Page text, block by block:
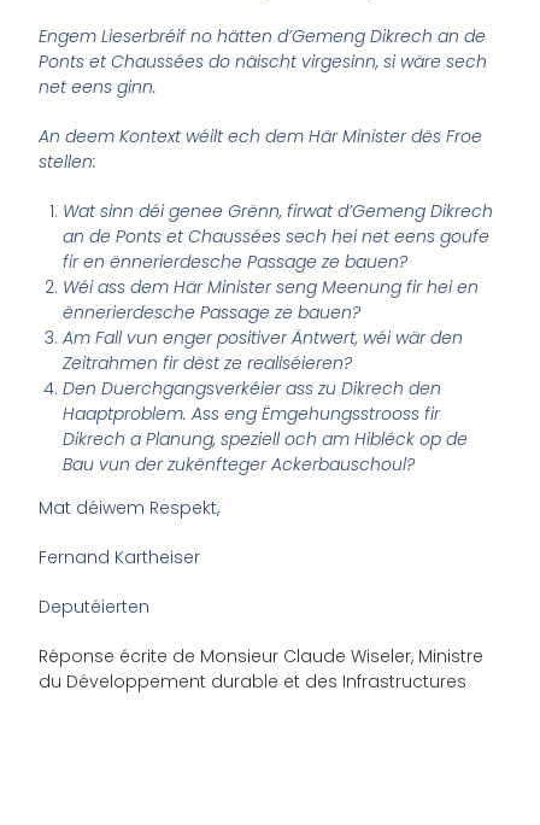
Engem Lieserbréif no hätten d’Gemeng Dikrech an de
Ponts et Chaussées do näischt virgesinn, si wäre sech
net eens ginn.
An deem Kontext wéilt ech dem Här Minister dës Froe
stellen:
Wat sinn déi genee Grënn, firwat d’Gemeng Dikrech
an de Ponts et Chaussées sech hei net eens goufe
fir en ënnerierdesche Passage ze bauen?
Wéi ass dem Här Minister seng Meenung fir hei en
ënnerierdesche Passage ze bauen?
Am Fall vun enger positiver Äntwert, wéi wär den
Zeitrahmen fir dëst ze realiséieren?
Den Duerchgangsverkéier ass zu Dikrech den
Haaptproblem. Ass eng Ëmgehungsstrooss fir
Dikrech a Planung, speziell och am Hibléck op de
Bau vun der zukënfteger Ackerbauschoul?
Mat déiwem Respekt,
Fernand Kartheiser
Deputéierten
Réponse écrite de Monsieur Claude Wiseler, Ministre
du Développement durable et des Infrastructures